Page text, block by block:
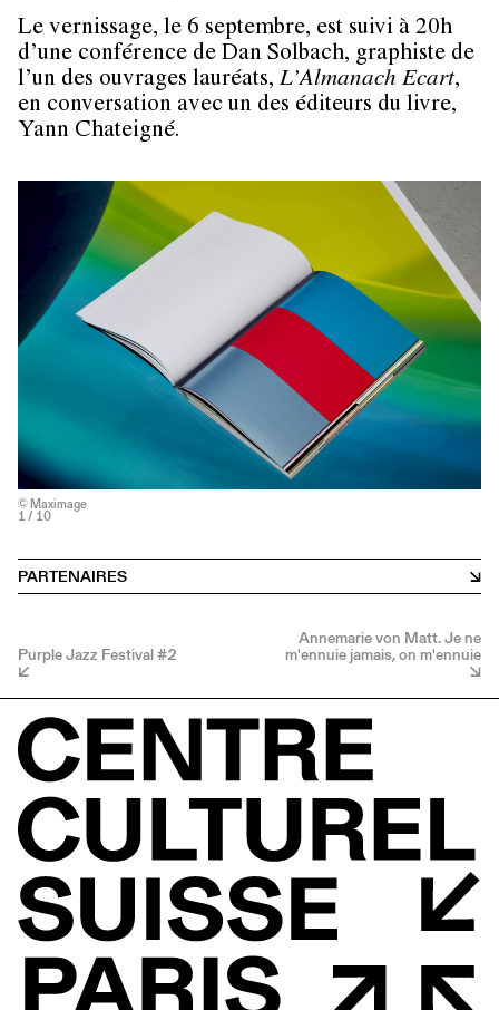
Le vernissage, le 6 septembre, est suivi à 20h
d’une conférence de Dan Solbach, graphiste de
l’un des ouvrages lauréats, L’Almanach Ecart,
en conversation avec un des éditeurs du livre,
Yann Chateigné.
© Maximage
1 / 10
PARTENAIRES
Purple Jazz Festival #2
Annemarie von Matt. Je ne
m'ennuie jamais, on m'ennuie